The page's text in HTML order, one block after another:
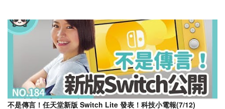
不是傳言！任天堂新版 Switch Lite 發表！科技小電報(7/12)